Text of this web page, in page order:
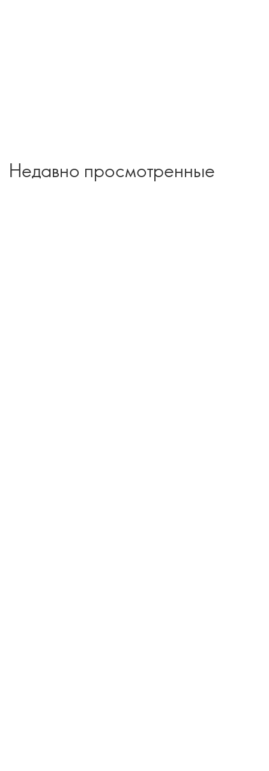
Недавно просмотренные